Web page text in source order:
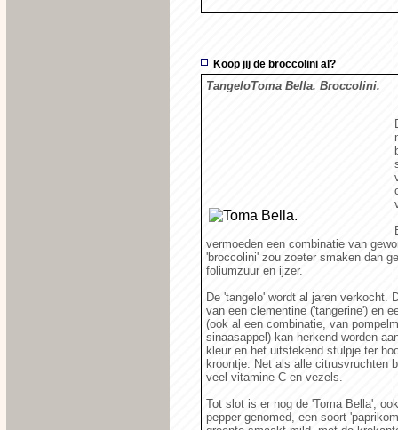
Koop jij de broccolini al?
TangeloToma Bella. Broccolini.
vermoeden een combinatie van
'broccolini' zou zoeter smaken dan
foliumzuur en ijzer.
De 'tangelo' wordt al jaren verkocht.
van een clementine ('tangerine') en
(ook al een combinatie, van
sinaasappel) kan herkend worden
kleur en het uitstekend stulpje ter
kroontje. Net als alle citrusvruchten
veel vitamine C en vezels.
Tot slot is er nog de 'Toma Bella',
pepper genomed, een soort